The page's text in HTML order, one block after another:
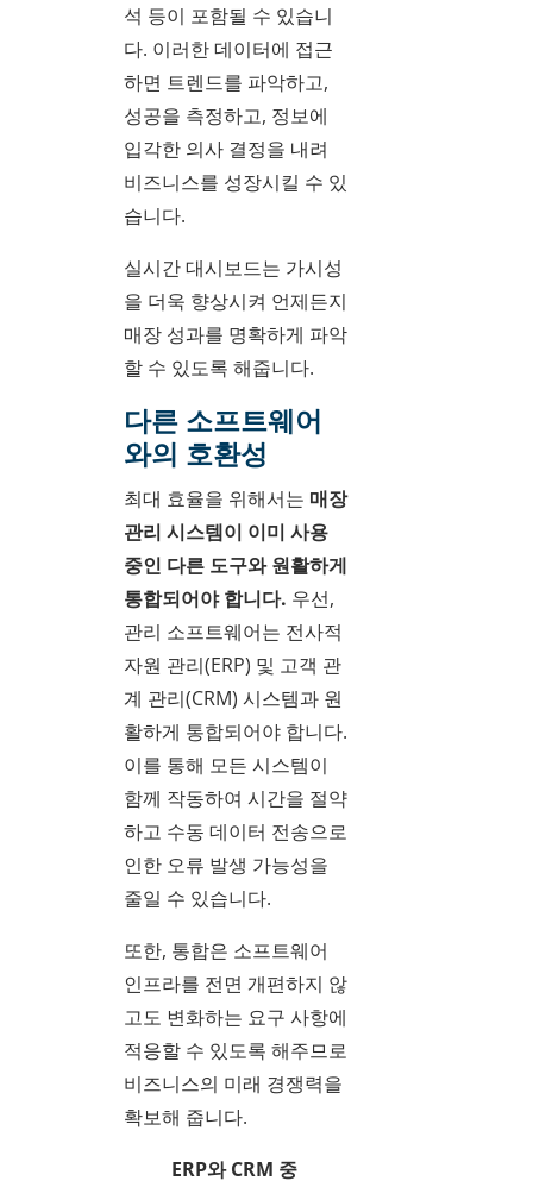
석 등이 포함될 수 있습니
다. 이러한 데이터에 접근
하면 트렌드를 파악하고,
성공을 측정하고, 정보에
입각한 의사 결정을 내려
비즈니스를 성장시킬 수 있
습니다.
실시간 대시보드는 가시성
을 더욱 향상시켜 언제든지
매장 성과를 명확하게 파악
할 수 있도록 해줍니다.
다른 소프트웨어
와의 호환성
최대 효율을 위해서는 매장
관리 시스템이 이미 사용
중인 다른 도구와 원활하게
통합되어야 합니다. 우선,
관리 소프트웨어는 전사적
자원 관리(ERP) 및 고객 관
계 관리(CRM) 시스템과 원
활하게 통합되어야 합니다.
이를 통해 모든 시스템이
함께 작동하여 시간을 절약
하고 수동 데이터 전송으로
인한 오류 발생 가능성을
줄일 수 있습니다.
또한, 통합은 소프트웨어
인프라를 전면 개편하지 않
고도 변화하는 요구 사항에
적응할 수 있도록 해주므로
비즈니스의 미래 경쟁력을
확보해 줍니다.
ERP와 CRM 중